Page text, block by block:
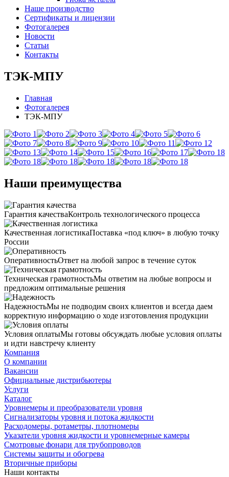
Наше производство
Сертификаты и лицензии
Фотогалерея
Новости
Статьи
Контакты
ТЭК-МПУ
Главная
Фотогалерея
ТЭК-МПУ
Наши преимущества
Гарантия качестваКонтроль технологического процесса
Качественная логистикаПоставка «под ключ» в любую точку
России
ОперативностьОтвет на любой запрос в течение суток
Техническая грамотностьМы ответим на любые вопросы и
предложим оптимальные решения
НадежностьМы не подводим своих клиентов и всегда даем
корректную информацию о ходе изготовления продукции
Условия оплатыМы готовы обсуждать любые условия оплаты
и идти навстречу клиенту
Компания
О компании
Вакансии
Официальные дистрибьютеры
Услуги
Каталог
Уровнемеры и преобразователи уровня
Сигнализаторы уровня и потока жидкости
Расходомеры, ротаметры, плотномеры
Указатели уровня жидкости и уровнемерные камеры
Смотровые фонари для трубопроводов
Системы защиты и обогрева
Вторичные приборы
Наши контакты